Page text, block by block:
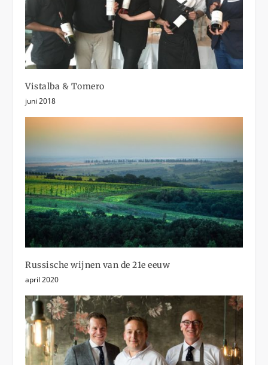
Vistalba & Tomero
juni 2018
Russische wijnen van de 21e eeuw
april 2020